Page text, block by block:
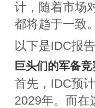
计，随着市场
都将趋于一致
以下是IDC报
巨头们的军备
首先，IDC预
2029年。而在